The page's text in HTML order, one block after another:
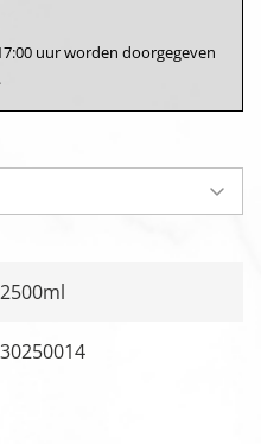
uur worden doorgegeven
2500ml
30250014